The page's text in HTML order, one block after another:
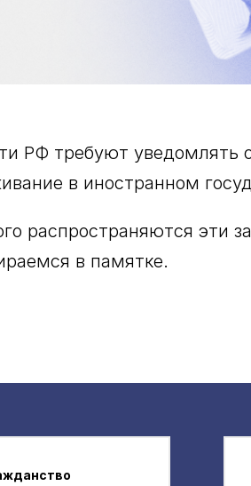
РФ требуют уведомлять
в иностранном
распространяются эти
в памятке.